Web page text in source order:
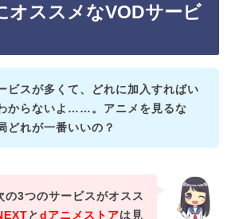
オススメなVODサービ
ビスが多くて、どれに加入すればい
からないよ……。アニメを見るな
どれが一番いいの？
の3つのサービスがオスス
とdアニメストアは見